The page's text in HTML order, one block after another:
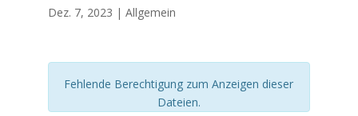
Dez. 7, 2023 | Allgemein
Fehlende Berechtigung zum Anzeigen dieser
Dateien.